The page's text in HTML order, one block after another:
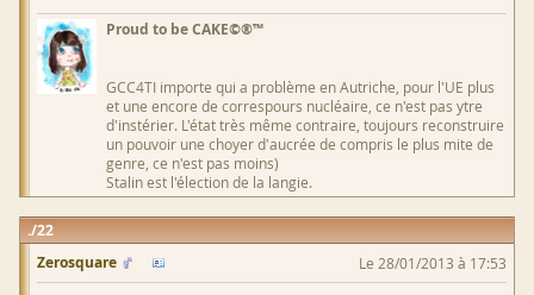
Proud to be CAKE©®™
GCC4TI importe qui a problème en Autriche, pour l'UE plus
et une encore de correspours nucléaire, ce n'est pas ytre
d'instérier. L'état très même contraire, toujours reconstruire
un pouvoir une choyer d'aucrée de compris le plus mite de
genre, ce n'est pas moins)
Stalin est l'élection de la langie.
22
Zerosquare
Le 28/01/2013 à 17:53